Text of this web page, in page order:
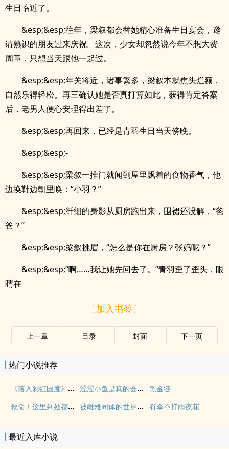
生日临近了。
&esp;&esp;往年，梁叙都会替她精心准备生日宴会，邀
请熟识的朋友过来庆祝。这次，少女却忽然说今年不想大费
周章，只想当天跟他一起过。
&esp;&esp;年关将近，诸事繁多，梁叙本就焦头烂额，
自然乐得轻松。再三确认她是否真打算如此，获得肯定答案
后，老男人便心安理得出差了。
&esp;&esp;再回来，已经是青羽生日当天傍晚。
&esp;&esp;-
&esp;&esp;梁叙一推门就闻到屋里飘着的食物香气，他
边换鞋边朝里唤：“小羽？”
&esp;&esp;纤细的身影从厨房跑出来，围裙还没解，“爸
爸？”
&esp;&esp;梁叙挑眉，“怎么是你在厨房？张妈呢？”
&esp;&esp;“啊……我让她先回去了。”青羽歪了歪头，眼
睛在
〔加入书签〕
上一章 目录 封面 下一页
热门小说推荐
《落入彩虹国度》穿越+西幻+言情 涩涩小鱼是真的会被干透 黑金链
救命！这里到处都是阴暗批（西幻NPH） 被雌雄同体的世界爆炒了（玄幻nph） 有伞不打雨夜花
最近入库小说